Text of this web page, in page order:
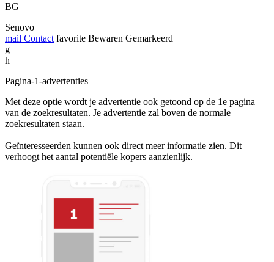
BG
Senovo
mail Contact favorite Bewaren Gemarkeerd
g
h
Pagina-1-advertenties
Met deze optie wordt je advertentie ook getoond op de 1e pagina
van de zoekresultaten. Je advertentie zal boven de normale
zoekresultaten staan.
Geïnteresseerden kunnen ook direct meer informatie zien. Dit
verhoogt het aantal potentiële kopers aanzienlijk.